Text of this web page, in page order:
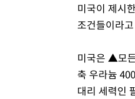
미국이 제시
조건들이라
미국은 ▲모
축 우라늄
대리 세력인